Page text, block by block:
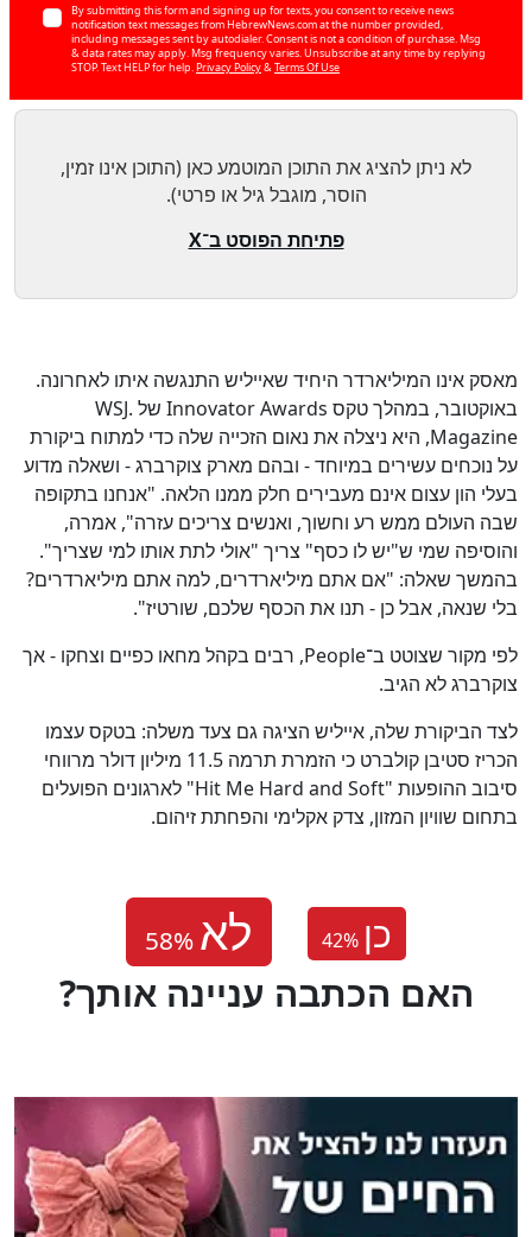
By submitting this form and signing up for texts, you consent to receive news
notification text messages from HebrewNews.com at the number provided,
including messages sent by autodialer. Consent is not a condition of purchase. Msg
& data rates may apply. Msg frequency varies. Unsubscribe at any time by replying
STOP. Text HELP for help. Privacy Policy& Terms Of Use
לא ניתן להציג את התוכן המוטמע כאן (התוכן אינו זמין,
הוסר, מוגבל גיל או פרטי).
פתיחת הפוסט ב־X
מאסק אינו המיליארדר היחיד שאייליש התנגשה איתו לאחרונה.
באוקטובר, במהלך טקס Innovator Awards של WSJ.
Magazine, היא ניצלה את נאום הזכייה שלה כדי למתוח ביקורת
על נוכחים עשירים במיוחד - ובהם מארק צוקרברג - ושאלה מדוע
בעלי הון עצום אינם מעבירים חלק ממנו הלאה. "אנחנו בתקופה
שבה העולם ממש רע וחשוך, ואנשים צריכים עזרה", אמרה,
והוסיפה שמי ש"יש לו כסף" צריך "אולי לתת אותו למי שצריך".
בהמשך שאלה: "אם אתם מיליארדרים, למה אתם מיליארדרים?
בלי שנאה, אבל כן - תנו את הכסף שלכם, שורטיז".
לפי מקור שצוטט ב־People, רבים בקהל מחאו כפיים וצחקו - אך
צוקרברג לא הגיב.
לצד הביקורת שלה, אייליש הציגה גם צעד משלה: בטקס עצמו
הכריז סטיבן קולברט כי הזמרת תרמה 11.5 מיליון דולר מרווחי
סיבוב ההופעות "Hit Me Hard and Soft" לארגונים הפועלים
בתחום שוויון המזון, צדק אקלימי והפחתת זיהום.
לא
42% כן
?האם הכתבה עניינה אותך